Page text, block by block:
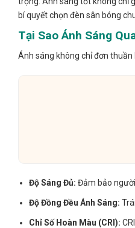
bí quyết chọn đèn sân bóng
Tại Sao Ánh Sáng
Ánh sáng không chỉ đơn
Độ Sáng Đủ: Đảm bảo
Độ Đồng Đều Ánh Sáng:
Chỉ Số Hoàn Màu (CRI):